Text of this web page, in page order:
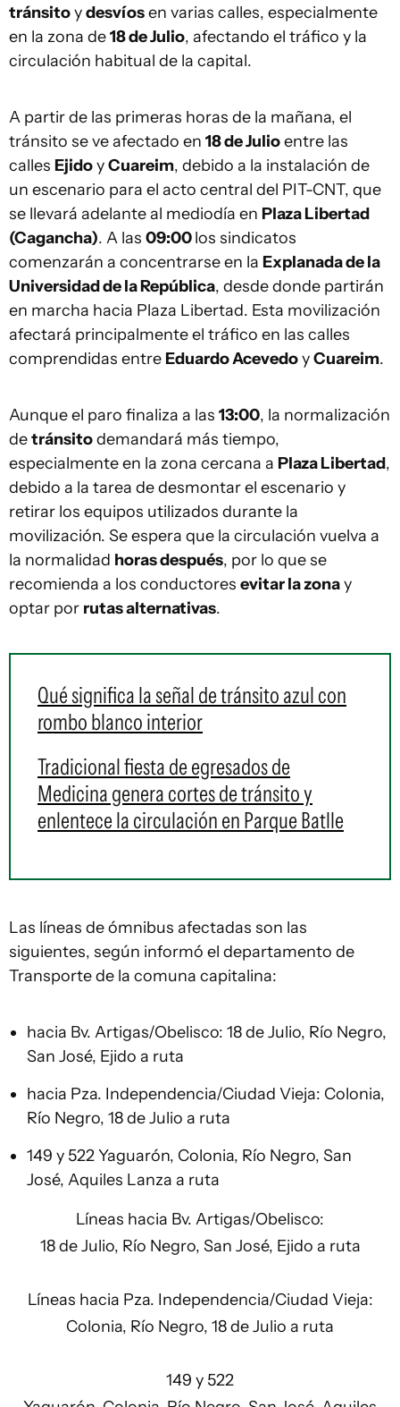
tránsitoydesvíosen varias calles, especialmente
en la zona de18 de Julio, afectando el tráfico y la
circulación habitual de la capital.
A partir de las primeras horas de la mañana, el
tránsito se ve afectado en 18 de Julioentre las
calles EjidoyCuareim, debido a la instalación de
un escenario para el acto central del PIT-CNT, que
se llevará adelante al mediodía en Plaza Libertad
(Cagancha). A las 09:00los sindicatos
comenzarán a concentrarse en la Explanada de la
Universidad de la República, desde donde partirán
en marcha hacia Plaza Libertad. Esta movilización
afectará principalmente el tráfico en las calles
comprendidas entre Eduardo AcevedoyCuareim.
Aunque el paro finaliza a las 13:00, la normalización
detránsitodemandará más tiempo,
especialmente en la zona cercana a Plaza Libertad,
debido a la tarea de desmontar el escenario y
retirar los equipos utilizados durante la
movilización. Se espera que la circulación vuelva a
la normalidad horas después, por lo que se
recomienda a los conductores evitar la zonay
optar por rutas alternativas.
Qué significa la señal de tránsito azul con
rombo blanco interior
Tradicional fiesta de egresados de
Medicina genera cortes de tránsito y
enlentece la circulación en Parque Batlle
Las líneas de ómnibus afectadas son las
siguientes, según informó el departamento de
Transporte de la comuna capitalina:
hacia Bv. Artigas/Obelisco: 18 de Julio, Río Negro,
San José, Ejido a ruta
hacia Pza. Independencia/Ciudad Vieja: Colonia,
Río Negro, 18 de Julio a ruta
149 y 522 Yaguarón, Colonia, Río Negro, San
José, Aquiles Lanza a ruta
Líneas hacia Bv. Artigas/Obelisco:
18 de Julio, Río Negro, San José, Ejido a ruta
Líneas hacia Pza. Independencia/Ciudad Vieja:
Colonia, Río Negro, 18 de Julio a ruta
149 y 522